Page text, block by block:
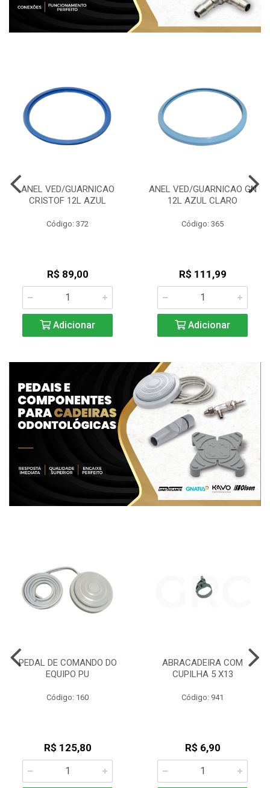
ANEL VED/GUARNICAO
CRISTOF 12L AZUL
Código: 372
R$ 89,00
Adicionar
ANEL VED/GUARNICAO GN
12L AZUL CLARO
Código: 365
R$ 111,99
Adicionar
PEDAL DE COMANDO DO
EQUIPO PU
Código: 160
R$ 125,80
ABRACADEIRA COM
CUPILHA 5 X13
Código: 941
R$ 6,90